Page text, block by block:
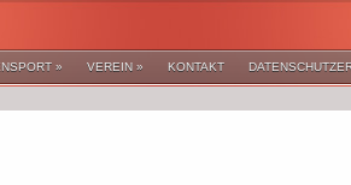
» VEREIN » KONTAKT